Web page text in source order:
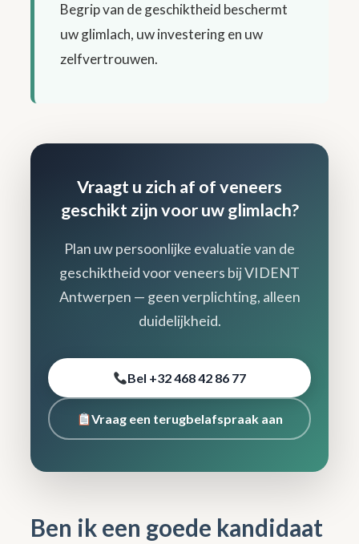
Begrip van de geschiktheid beschermt
uw glimlach, uw investering en uw
zelfvertrouwen.
Vraagt u zich af of veneers
geschikt zijn voor uw glimlach?
Plan uw persoonlijke evaluatie van de
geschiktheid voor veneers bij VIDENT
Antwerpen — geen verplichting, alleen
duidelijkheid.
Bel +32 468 42 86 77
Vraag een terugbelafspraak aan
Ben ik een goede kandidaat